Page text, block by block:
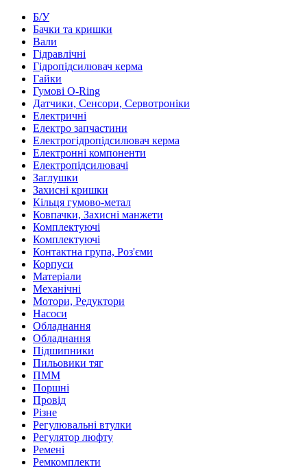
Б/У
Бачки та кришки
Вали
Гідравлічні
Гідропідсилювач керма
Гайки
Гумові O-Ring
Датчики, Сенсори, Сервотроніки
Електричні
Електро запчастини
Електрогідропідсилювач керма
Електронні компоненти
Електропідсилювачі
Заглушки
Захисні кришки
Кільця гумово-метал
Ковпачки, Захисні манжети
Комплектуючі
Комплектуючі
Контактна група, Роз'єми
Корпуси
Матеріали
Механічні
Мотори, Редуктори
Насоси
Обладнання
Обладнання
Підшипники
Пильовики тяг
ПММ
Поршні
Провід
Різне
Регулювальні втулки
Регулятор люфту
Ремені
Ремкомплекти